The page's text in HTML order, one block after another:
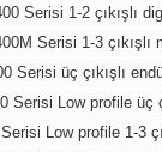
Serisi 1-2 çıkışlı
Serisi 1-3
Serisi üç çıkışlı
Serisi Low profile üç
Low profile 1-3